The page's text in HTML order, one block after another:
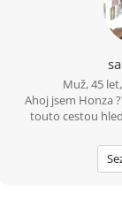
Muž, 45 let,
Ahoj jsem Honza
touto cestou